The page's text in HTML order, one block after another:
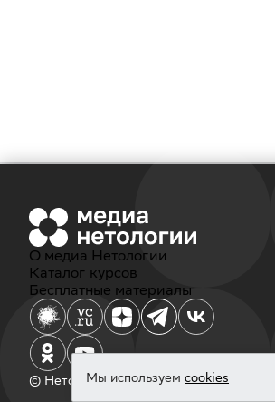
О медиа Нетологии
Каталог курсов
Бесплатные материалы
© Нетология, 2011‐2026
Мы используем cookies